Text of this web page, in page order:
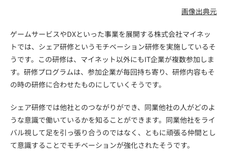
画像出典元
ゲームサービスやDXといった事業を展開する株式会社マイネッ
トでは、シェア研修というモチベーション研修を実施しているそ
うです。この研修は、マイネット以外にもIT企業が複数参加しま
す。研修プログラムは、参加企業が毎回持ち寄り、研修内容もそ
の時の研修に合わせたものにしていくそうです。
シェア研修では他社とのつながりができ、同業他社の人がどのよ
うな意識で働いているかを知ることができます。同業他社をライ
バル視して足を引っ張り合うのではなく、ともに頑張る仲間とし
て意識することでモチベーションが強化されたそうです。